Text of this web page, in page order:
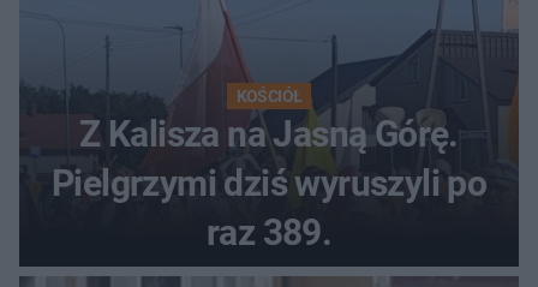
KOŚCIÓŁ
Z Kalisza na Jasną Górę.
Pielgrzymi dziś wyruszyli po
raz 389.